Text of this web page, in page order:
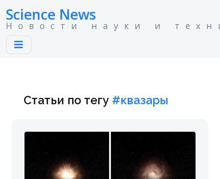
Science News
Новости науки и
Статьи по тегу #квазары